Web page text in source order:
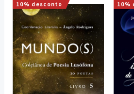
10% desconto
O
preço
original
era:
13,50 €.
O
preço
atual
é:
12,15 €.
10%